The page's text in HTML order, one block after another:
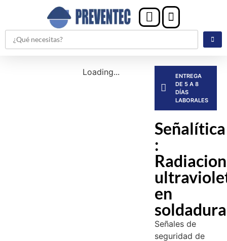
Loading...
ENTREGA
DE 5 A 8
DÍAS
LABORALES
Señalítica
:
en
soldadura
Señales de
seguridad de